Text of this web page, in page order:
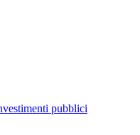
pubblici